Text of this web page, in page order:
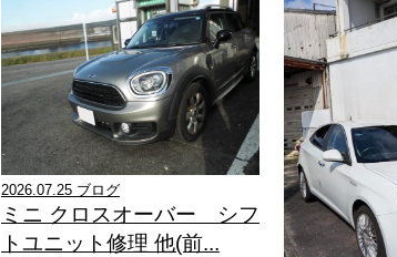
2026.07.25 ブログ
ミニ クロスオーバー シフ
トユニット修理 他(前...